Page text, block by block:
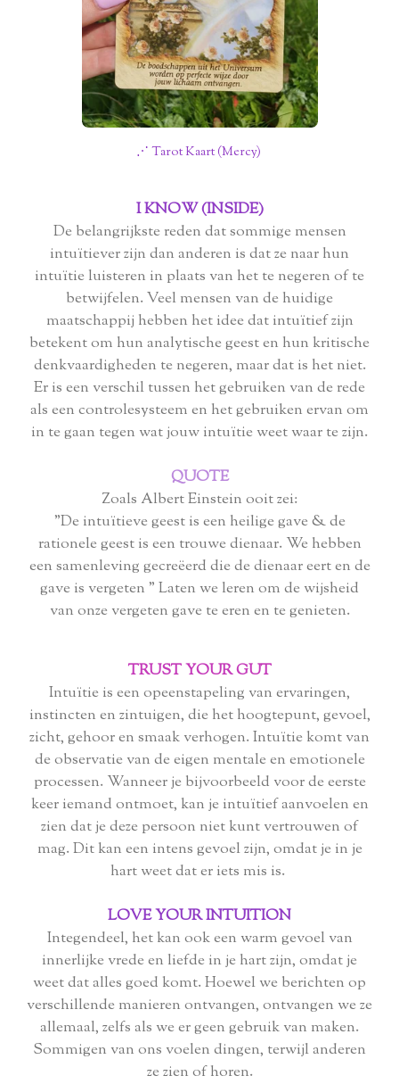
⋰ Tarot Kaart (Mercy)
I KNOW (INSIDE)
De belangrijkste reden dat sommige mensen
intuïtiever zijn dan anderen is dat ze naar hun
intuïtie luisteren in plaats van het te negeren of te
betwijfelen. Veel mensen van de huidige
maatschappij hebben het idee dat intuïtief zijn
betekent om hun analytische geest en hun kritische
denkvaardigheden te negeren, maar dat is het niet.
Er is een verschil tussen het gebruiken van de rede
als een controlesysteem en het gebruiken ervan om
in te gaan tegen wat jouw intuïtie weet waar te zijn.
QUOTE
Zoals Albert Einstein ooit zei:
"De intuïtieve geest is een heilige gave & de
rationele geest is een trouwe dienaar. We hebben
een samenleving gecreëerd die de dienaar eert en de
gave is vergeten " Laten we leren om de wijsheid
van onze vergeten gave te eren en te genieten.
TRUST YOUR GUT
Intuïtie is een opeenstapeling van ervaringen,
instincten en zintuigen, die het hoogtepunt, gevoel,
zicht, gehoor en smaak verhogen. Intuïtie komt van
de observatie van de eigen mentale en emotionele
processen. Wanneer je bijvoorbeeld voor de eerste
keer iemand ontmoet, kan je intuïtief aanvoelen en
zien dat je deze persoon niet kunt vertrouwen of
mag. Dit kan een intens gevoel zijn, omdat je in je
hart weet dat er iets mis is.
LOVE YOUR INTUITION
Integendeel, het kan ook een warm gevoel van
innerlijke vrede en liefde in je hart zijn, omdat je
weet dat alles goed komt. Hoewel we berichten op
verschillende manieren ontvangen, ontvangen we ze
allemaal, zelfs als we er geen gebruik van maken.
Sommigen van ons voelen dingen, terwijl anderen
ze zien of horen.